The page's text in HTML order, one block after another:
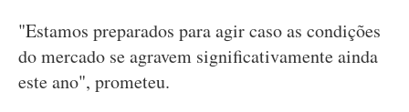
"Estamos preparados para agir caso as condições
do mercado se agravem significativamente ainda
este ano", prometeu.